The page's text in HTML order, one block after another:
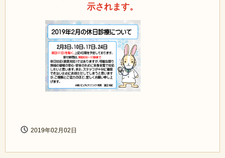
示されます。
2019年02月02日